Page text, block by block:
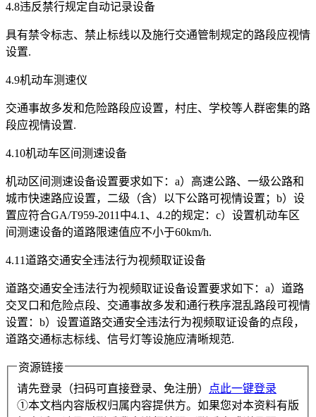
4.8违反禁行规定自动记录设备
具有禁令标志、禁止标线以及施行交通管制规定的路段应视情
设置.
4.9机动车测速仪
交通事故多发和危险路段应设置，村庄、学校等人群密集的路
段应视情设置.
4.10机动车区间测速设备
机动区间测速设备设置要求如下：a）高速公路、一级公路和
城市快速路应设置，二级（含）以下公路可视情设置；b）设
置应符合GA/T959-2011中4.1、4.2的规定：c）设置机动车区
间测速设备的道路限速值应不小于60km/h.
4.11道路交通安全违法行为视频取证设备
道路交通安全违法行为视频取证设备设置要求如下：a）道路
交叉口和危险点段、交通事故多发和通行秩序混乱路段可视情
设置：b）设置道路交通安全违法行为视频取证设备的点段，
道路交通标志标线、信号灯等设施应清晰规范.
资源链接
请先登录（扫码可直接登录、免注册）
点此一键登录
①本文档内容版权归属内容提供方。如果您对本资料有版